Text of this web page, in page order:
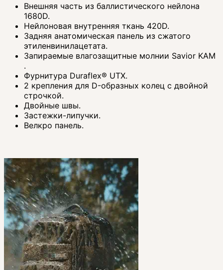
Внешняя часть из баллистического нейлона
1680D.
Нейлоновая внутренняя ткань 420D.
Задняя анатомическая панель из сжатого
этиленвинилацетата.
Запираемые влагозащитные молнии Savior KAM
.
Фурнитура Duraflex® UTX.
2 крепления для D-образных колец с двойной
строчкой.
Двойные швы.
Застежки-липучки.
Велкро панель.